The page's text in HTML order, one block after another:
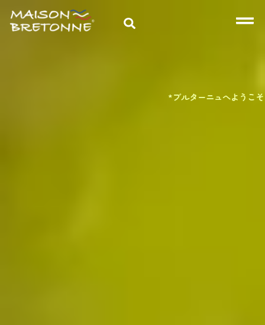
Degemer mat e Breizh*
*ブルターニュへようこそ